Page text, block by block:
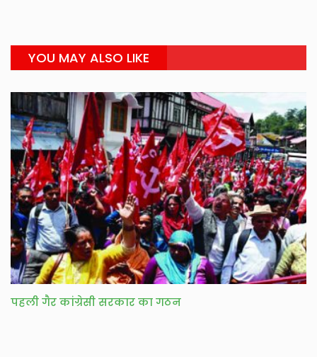
YOU MAY ALSO LIKE
पहली गैर कांग्रेसी सरकार का गठन